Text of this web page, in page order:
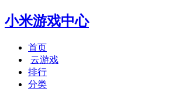
小米游戏中心
首页
云游戏
排行
分类